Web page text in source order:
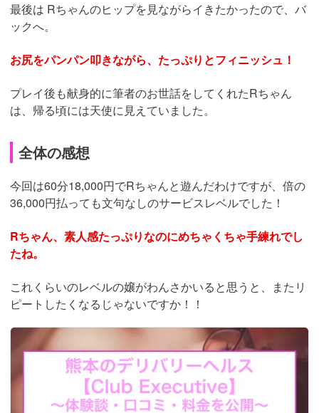
最後は Rちゃんのヒップを見ながらイきたかったので、バ
ックへ。
お尻をパンパン叩きながら、たっぷりとフィニッシュ！
プレイ後も献身的に筆者のお世話をしてくれたRちゃん
は、帰る頃には天使に見えていました。
全体の感想
今回は60分18,000円でRちゃんと遊んだわけですが、倍の
36,000円払っても文句なしのサービスレベルでした！
Rちゃん、素人感たっぷりなのにめちゃくちゃ手練れでし
たね。
これくらいのレベルの嬢がわんさかいると思うと、またリ
ピートしたくなるじゃないですか！！